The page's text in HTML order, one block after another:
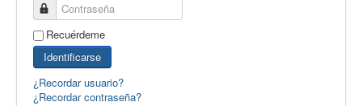
Calidad
Artículos
Recursos
Observatorio EB
Contraseña
Recuérdeme
Identificarse
¿Recordar usuario?
¿Recordar contraseña?